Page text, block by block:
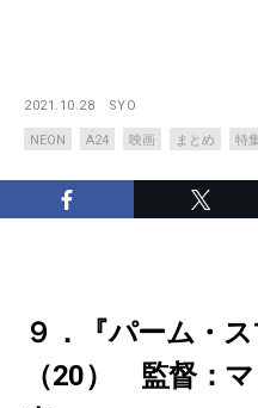
2021.10.28 SYO
NEON A24 映画 まとめ 特
９．『パーム・
（20） 監督：